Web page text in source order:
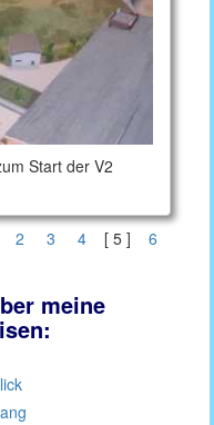
Start der V2
2 3 4 [ 5 ] 6
meine